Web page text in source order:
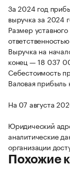
За 2024 год
выручка за 2024
Размер
Выручка на
конец — 18 037
Себестоимость
Валовая
На 07 августа
Юридический
аналитические
организации
Похожие